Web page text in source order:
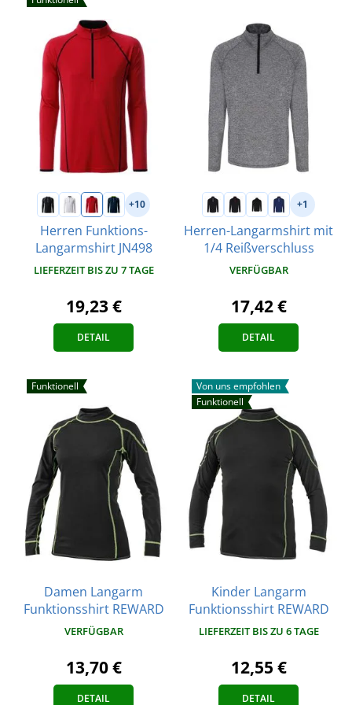
+10
Herren Funktions-
Langarmshirt JN498
LIEFERZEIT BIS ZU 7 TAGE
19,23 €
DETAIL
+1
Herren-Langarmshirt mit
1/4 Reißverschluss
VERFÜGBAR
17,42 €
DETAIL
Funktionell
Damen Langarm
Funktionsshirt REWARD
VERFÜGBAR
13,70 €
DETAIL
Von uns empfohlen
Funktionell
Kinder Langarm
Funktionsshirt REWARD
LIEFERZEIT BIS ZU 6 TAGE
12,55 €
DETAIL